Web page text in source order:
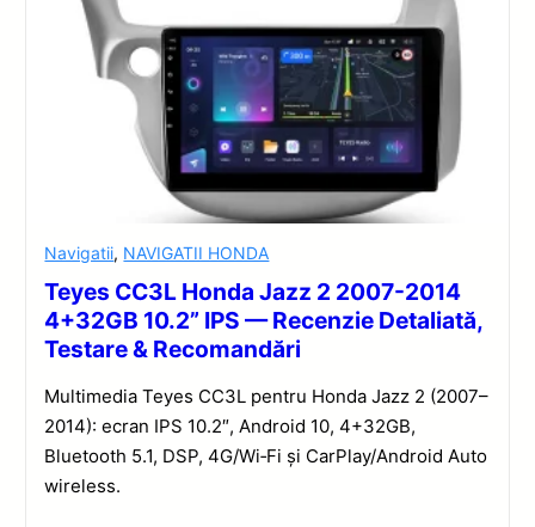
Navigatii, NAVIGATII HONDA
Teyes CC3L Honda Jazz 2 2007-2014
4+32GB 10.2” IPS — Recenzie Detaliată,
Testare & Recomandări
Multimedia Teyes CC3L pentru Honda Jazz 2 (2007–
2014): ecran IPS 10.2″, Android 10, 4+32GB,
Bluetooth 5.1, DSP, 4G/Wi‑Fi și CarPlay/Android Auto
wireless.